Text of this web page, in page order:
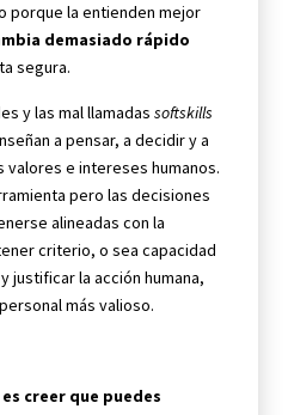
porque la entienden mejor
demasiado rápido
segura.
y las mal llamadas softskills
a pensar, a decidir y a
valores e intereses humanos.
pero las decisiones
alineadas con la
criterio, o sea capacidad
justificar la acción humana,
más valioso.
creer que puedes